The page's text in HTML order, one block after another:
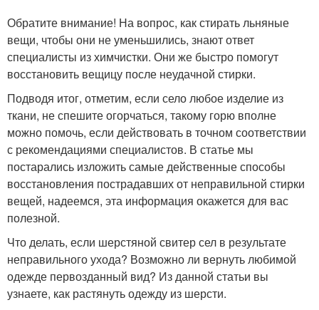
Обратите внимание! На вопрос, как стирать льняные
вещи, чтобы они не уменьшились, знают ответ
специалисты из химчистки. Они же быстро помогут
восстановить вещицу после неудачной стирки.
Подводя итог, отметим, если село любое изделие из
ткани, не спешите огорчаться, такому горю вполне
можно помочь, если действовать в точном соответствии
с рекомендациями специалистов. В статье мы
постарались изложить самые действенные способы
восстановления пострадавших от неправильной стирки
вещей, надеемся, эта информация окажется для вас
полезной.
Что делать, если шерстяной свитер сел в результате
неправильного ухода? Возможно ли вернуть любимой
одежде первозданный вид? Из данной статьи вы
узнаете, как растянуть одежду из шерсти.